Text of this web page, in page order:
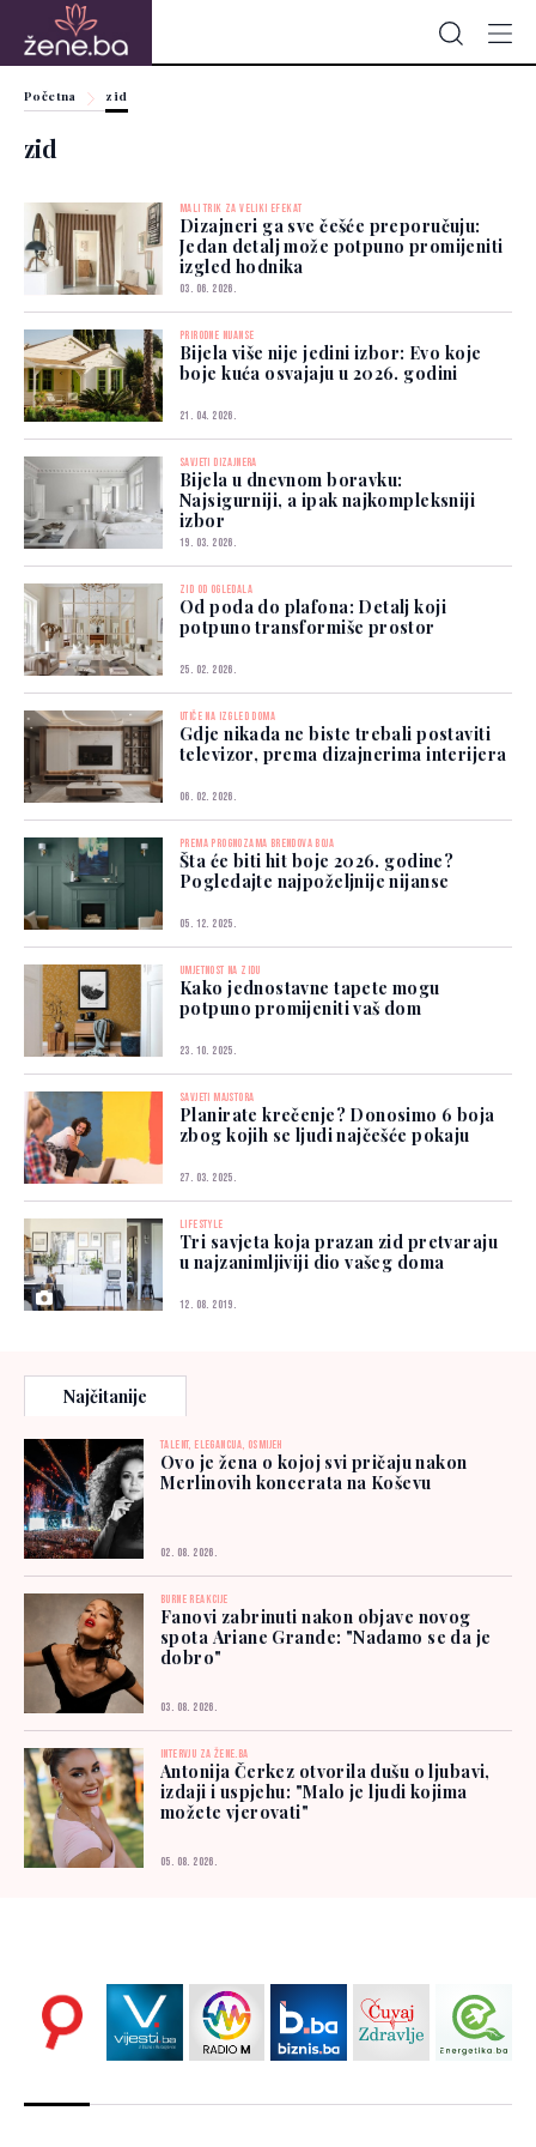
Početna zid
zid
MALI TRIK ZA VELIKI EFEKAT
Dizajneri ga sve češće preporučuju:
Jedan detalj može potpuno promijeniti
izgled hodnika
03. 06. 2026.
PRIRODNE NIJANSE
Bijela više nije jedini izbor: Evo koje
boje kuća osvajaju u 2026. godini
21. 04. 2026.
SAVJETI DIZAJNERA
Bijela u dnevnom boravku:
Najsigurniji, a ipak najkompleksniji
izbor
19. 03. 2026.
ZID OD OGLEDALA
Od poda do plafona: Detalj koji
potpuno transformiše prostor
25. 02. 2026.
UTIČE NA IZGLED DOMA
Gdje nikada ne biste trebali postaviti
televizor, prema dizajnerima interijera
06. 02. 2026.
PREMA PROGNOZAMA BRENDOVA BOJA
Šta će biti hit boje 2026. godine?
Pogledajte najpoželjnije nijanse
05. 12. 2025.
UMJETNOST NA ZIDU
Kako jednostavne tapete mogu
potpuno promijeniti vaš dom
23. 10. 2025.
SAVJETI MAJSTORA
Planirate krečenje? Donosimo 6 boja
zbog kojih se ljudi najčešće pokaju
27. 03. 2025.
LIFESTYLE
Tri savjeta koja prazan zid pretvaraju
u najzanimljiviji dio vašeg doma
12. 08. 2019.
Najčitanije
TALENT, ELEGANCIJA, OSMIJEH
Ovo je žena o kojoj svi pričaju nakon
Merlinovih koncerata na Koševu
02. 08. 2026.
BURNE REAKCIJE
Fanovi zabrinuti nakon objave novog
spota Ariane Grande: "Nadamo se da je
dobro"
03. 08. 2026.
INTERVJU ZA ŽENE.BA
Antonija Čerkez otvorila dušu o ljubavi,
izdaji i uspjehu: "Malo je ljudi kojima
možete vjerovati"
05. 08. 2026.